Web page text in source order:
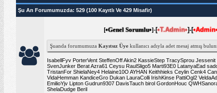
Şu An Forumumuzda: 529 (100 Kayıtlı Ve 429 Misafir)
[•Genel Sorumlu•]-[•T.Admin•]-[
Şuanda forumumuza Kayıtsız Üye kullanıcı adıyla adet mesaj atmış
IsabellFyv PorterVent SteffenOffAkin2 KassieStep TracySprou Jessenit
SvenJunker BeratAzra61 Ceysu RaulSligo5 Marti93E0 LatanyaEad
TristanFor ShielaNey4 Helaine10O AYHAN Keithhieks Ceylin Cenk4
VidaHemman KandiceGro Dukan LauraColli IrishKinse PattiOgl2
EmilioYjv
Lipton Gudrun9307 DavisTauch birol GordonHouc
ShelaDudge Beril